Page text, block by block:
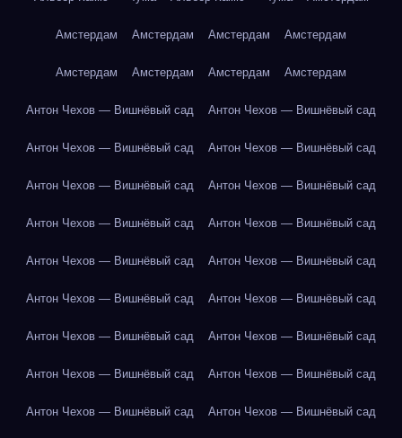
Амстердам Амстердам Амстердам Амстердам
Амстердам Амстердам Амстердам Амстердам
Антон Чехов — Вишнёвый сад Антон Чехов — Вишнёвый сад
Антон Чехов — Вишнёвый сад Антон Чехов — Вишнёвый сад
Антон Чехов — Вишнёвый сад Антон Чехов — Вишнёвый сад
Антон Чехов — Вишнёвый сад Антон Чехов — Вишнёвый сад
Антон Чехов — Вишнёвый сад Антон Чехов — Вишнёвый сад
Антон Чехов — Вишнёвый сад Антон Чехов — Вишнёвый сад
Антон Чехов — Вишнёвый сад Антон Чехов — Вишнёвый сад
Антон Чехов — Вишнёвый сад Антон Чехов — Вишнёвый сад
Антон Чехов — Вишнёвый сад Антон Чехов — Вишнёвый сад